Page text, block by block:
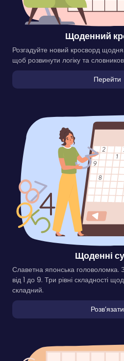
Щоденний
Розгадуйте новий кросворд щодня.
щоб розвинути логіку та
Перейти
Щоденні
Славетна японська головоломка.
від 1 до 9. Три рівні складності
складний.
Розвʼязати